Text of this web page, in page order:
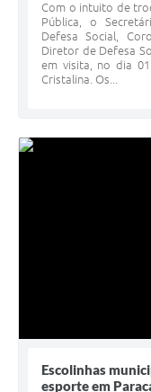
Com o intuito de
Pública, o
Defesa Social,
Diretor de Defesa
em visita, no dia
Cristalina. Os...
Escolinhas
esporte em